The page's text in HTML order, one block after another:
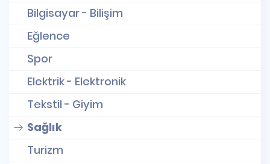
Bilgisayar - Bilişim
Eğlence
Spor
Elektrik - Elektronik
Tekstil - Giyim
Sağlık
Turizm